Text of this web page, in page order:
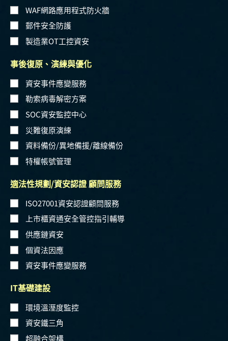
WAF網路應用程式防火牆
郵件安全防護
製造業OT工控資安
事後復原、演練與優化
資安事件應變服務
勒索病毒解密方案
SOC資安監控中心
災難復原演練
資料備份/異地備援/離線備份
特權帳號管理
適法性規劃/資安認證 顧問服務
ISO27001資安認證顧問服務
上市櫃資通安全管控指引輔導
供應鏈資安
個資法因應
資安事件應變服務
IT基礎建設
環境溫溼度監控
資安鐵三角
超融合架構